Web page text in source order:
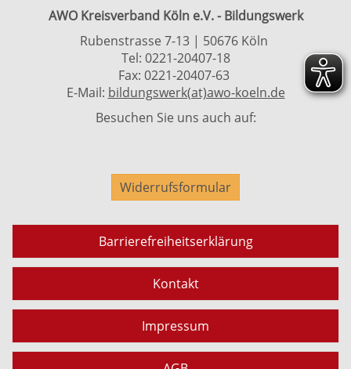
AWO Kreisverband Köln e.V. - Bildungswerk
Rubenstrasse 7-13 | 50676 Köln
Tel: 0221-20407-18
Fax: 0221-20407-63
E-Mail: bildungswerk(at)awo-koeln.de
Besuchen Sie uns auch auf:
Widerrufsformular
Barrierefreiheitserklärung
Kontakt
Impressum